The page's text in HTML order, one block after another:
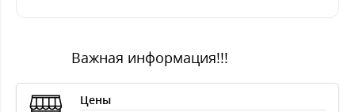
Важная информация!!!
Цены